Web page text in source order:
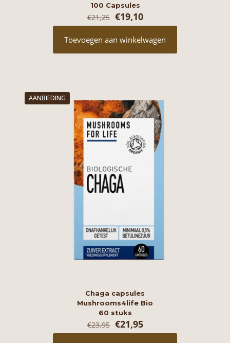
100 Capsules
€21,25 Oorspronkelijke
prijs
was:
€21,25.
€19,10Huidige
prijs
€19,10.
Toevoegen aan winkelwagen
AANBIEDING
Chaga capsules
Mushrooms4life Bio
60 stuks
€23,95 Oorspronkelijke
prijs
€21,95Huidige
prijs